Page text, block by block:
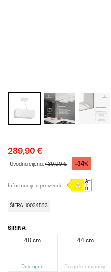
289,90 €
Uvodna cijena:439,90 € -34%
Informacije o proizvodu
ŠIFRA: 10034523
ŠIRINA:
40 cm
Dostupno
44 cm
Druga kombinacija